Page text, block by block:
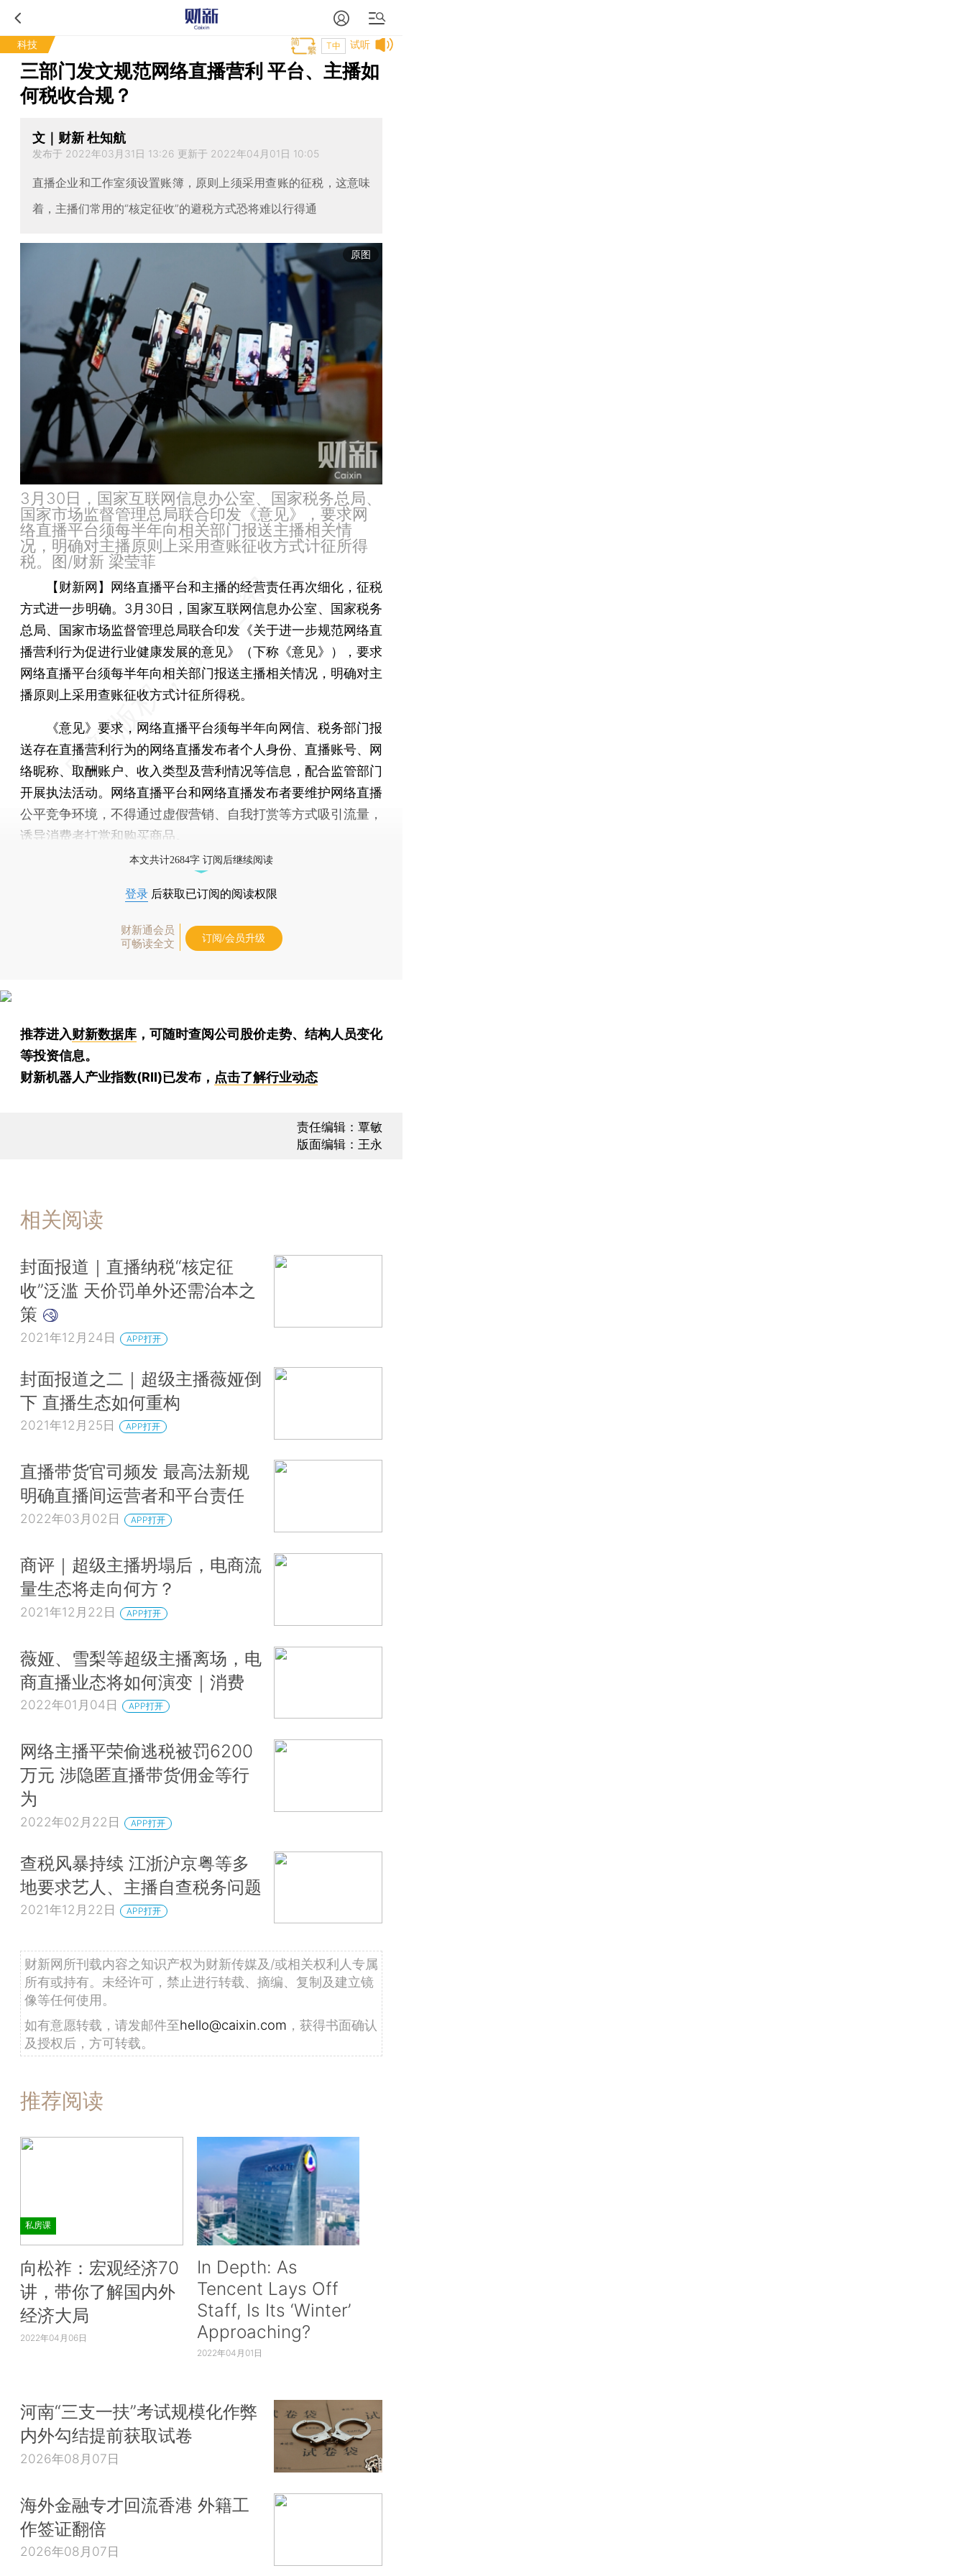
科技 试听
T中
三部门发文规范网络直播营利 平台、主播如
何税收合规？
文｜财新 杜知航
发布于 2022年03月31日 13:26 更新于 2022年04月01日 10:05
直播企业和工作室须设置账簿，原则上须采用查账的征税，这意味
着，主播们常用的“核定征收”的避税方式恐将难以行得通
原图
3月30日，国家互联网信息办公室、国家税务总局、
国家市场监督管理总局联合印发《意见》，要求网
络直播平台须每半年向相关部门报送主播相关情
况，明确对主播原则上采用查账征收方式计征所得
税。图/财新 梁莹菲
【财新网】 网络直播平台和主播的经营责任再次细化，征税
方式进一步明确。3月30日，国家互联网信息办公室、国家税务
总局、国家市场监督管理总局联合印发《关于进一步规范网络直
播营利行为促进行业健康发展的意见》（下称《意见》），要求
网络直播平台须每半年向相关部门报送主播相关情况，明确对主
播原则上采用查账征收方式计征所得税。
《意见》要求，网络直播平台须每半年向网信、税务部门报
送存在直播营利行为的网络直播发布者个人身份、直播账号、网
络昵称、取酬账户、收入类型及营利情况等信息，配合监管部门
开展执法活动。网络直播平台和网络直播发布者要维护网络直播
公平竞争环境，不得通过虚假营销、自我打赏等方式吸引流量，
诱导消费者打赏和购买商品。
本文共计2684字 订阅后继续阅读
登录 后获取已订阅的阅读权限
财新通会员
可畅读全文
订阅/会员升级
推荐进入财新数据库 ，可随时查阅公司股价走势、结构人员变化
等投资信息。
财新机器人产业指数(RII)已发布， 点击了解行业动态
责任编辑：覃敏
版面编辑：王永
相关阅读
封面报道｜直播纳税“核定征
收”泛滥 天价罚单外还需治本之
策
2021年12月24日 APP打开
封面报道之二｜超级主播薇娅倒
下 直播生态如何重构
2021年12月25日 APP打开
直播带货官司频发 最高法新规
明确直播间运营者和平台责任
2022年03月02日 APP打开
商评｜超级主播坍塌后，电商流
量生态将走向何方？
2021年12月22日 APP打开
薇娅、雪梨等超级主播离场，电
商直播业态将如何演变｜消费
2022年01月04日 APP打开
网络主播平荣偷逃税被罚6200
万元 涉隐匿直播带货佣金等行
为
2022年02月22日 APP打开
查税风暴持续 江浙沪京粤等多
地要求艺人、主播自查税务问题
2021年12月22日 APP打开
财新网所刊载内容之知识产权为财新传媒及/或相关权利人专属
所有或持有。未经许可，禁止进行转载、摘编、复制及建立镜
像等任何使用。
如有意愿转载，请发邮件至hello@caixin.com ，获得书面确认
及授权后，方可转载。
推荐阅读
私房课
向松祚：宏观经济70
讲，带你了解国内外
经济大局
2022年04月06日
In Depth: As
Tencent Lays Off
Staff, Is Its ‘Winter’
Approaching?
2022年04月01日
河南“三支一扶”考试规模化作弊
内外勾结提前获取试卷
2026年08月07日
海外金融专才回流香港 外籍工
作签证翻倍
2026年08月07日